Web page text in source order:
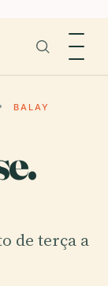
BALAY
de terça a